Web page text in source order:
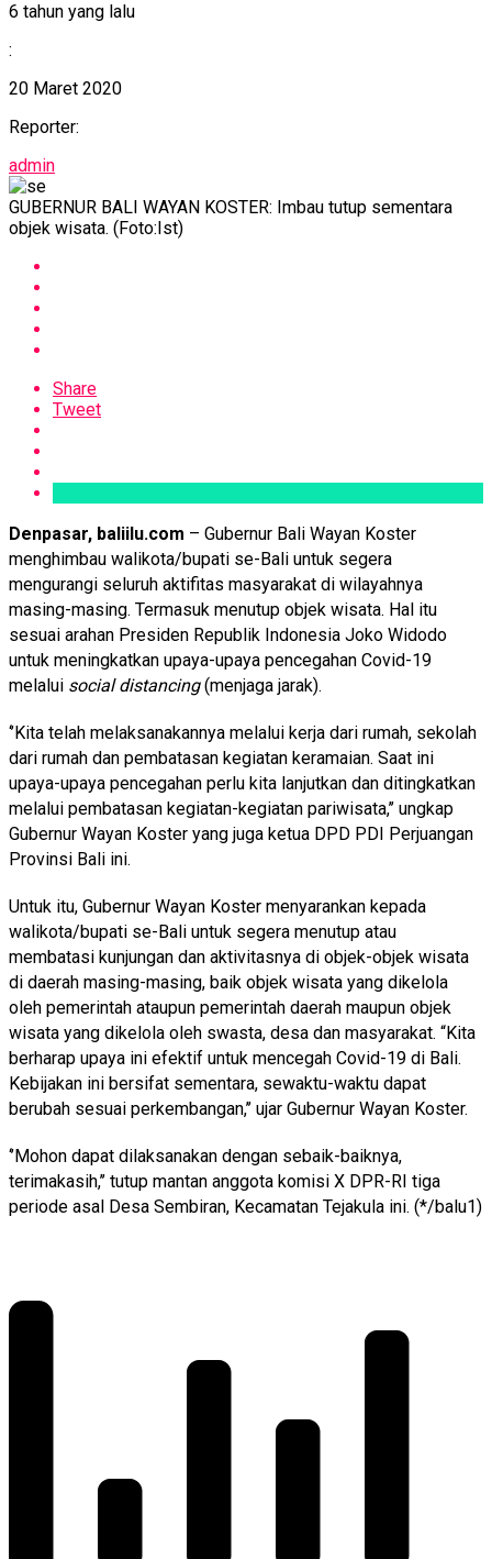
6 tahun yang lalu
:
20 Maret 2020
Reporter:
admin
GUBERNUR BALI WAYAN KOSTER: Imbau tutup sementara
objek wisata. (Foto:Ist)
Share
Tweet
Denpasar, baliilu.com – Gubernur Bali Wayan Koster
menghimbau walikota/bupati se-Bali untuk segera
mengurangi seluruh aktifitas masyarakat di wilayahnya
masing-masing. Termasuk menutup objek wisata. Hal itu
sesuai arahan Presiden Republik Indonesia Joko Widodo
untuk meningkatkan upaya-upaya pencegahan Covid-19
melalui social distancing(menjaga jarak).
‘’Kita telah melaksanakannya melalui kerja dari rumah, sekolah
dari rumah dan pembatasan kegiatan keramaian. Saat ini
upaya-upaya pencegahan perlu kita lanjutkan dan ditingkatkan
melalui pembatasan kegiatan-kegiatan pariwisata,’’ ungkap
Gubernur Wayan Koster yang juga ketua DPD PDI Perjuangan
Provinsi Bali ini.
Untuk itu, Gubernur Wayan Koster menyarankan kepada
walikota/bupati se-Bali untuk segera menutup atau
membatasi kunjungan dan aktivitasnya di objek-objek wisata
di daerah masing-masing, baik objek wisata yang dikelola
oleh pemerintah ataupun pemerintah daerah maupun objek
wisata yang dikelola oleh swasta, desa dan masyarakat. “Kita
berharap upaya ini efektif untuk mencegah Covid-19 di Bali.
Kebijakan ini bersifat sementara, sewaktu-waktu dapat
berubah sesuai perkembangan,’’ ujar Gubernur Wayan Koster.
‘’Mohon dapat dilaksanakan dengan sebaik-baiknya,
terimakasih,’’ tutup mantan anggota komisi X DPR-RI tiga
periode asal Desa Sembiran, Kecamatan Tejakula ini. (*/balu1)